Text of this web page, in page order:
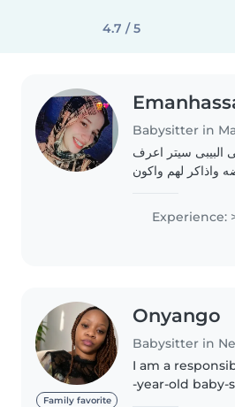
4.7 / 5
Babysitter in
البيبى سيتر اعرف
واذاكر لهم واكون
انا حنونه جدا
وبحب الاطفال 🤍🤍🤍🤍🤍
Experience:
Family favorite
Onyango
Babysitter in
I am a
-year-old baby-